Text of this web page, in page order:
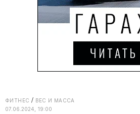
ФИТНЕС
ВЕС И МАССА
07.06.2024, 19:00